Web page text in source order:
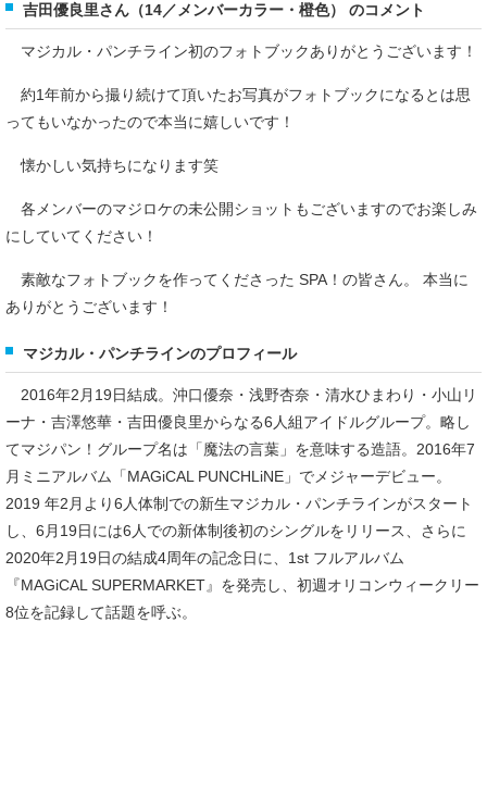
吉田優良里さん（14／メンバーカラー・橙色） のコメント
マジカル・パンチライン初のフォトブックありがとうございます！
約1年前から撮り続けて頂いたお写真がフォトブックになるとは思
ってもいなかったので本当に嬉しいです！
懐かしい気持ちになります笑
各メンバーのマジロケの未公開ショットもございますのでお楽しみ
にしていてください！
素敵なフォトブックを作ってくださった SPA！の皆さん。 本当に
ありがとうございます！
マジカル・パンチラインのプロフィール
2016年2月19日結成。沖口優奈・浅野杏奈・清水ひまわり・小山リ
ーナ・吉澤悠華・吉田優良里からなる6人組アイドルグループ。略し
てマジパン！グループ名は「魔法の言葉」を意味する造語。2016年7
月ミニアルバム「MAGiCAL PUNCHLiNE」でメジャーデビュー。
2019 年2月より6人体制での新生マジカル・パンチラインがスタート
し、6月19日には6人での新体制後初のシングルをリリース、さらに
2020年2月19日の結成4周年の記念日に、1st フルアルバム
『MAGiCAL SUPERMARKET』を発売し、初週オリコンウィークリー
8位を記録して話題を呼ぶ。